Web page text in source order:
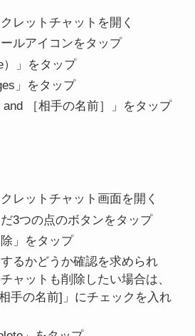
レットチャットを開く
ルアイコンをタップ
）」をタップ
」をタップ
and ［相手の名前］」をタップ
レットチャット画面を開く
3つの点のボタンをタップ
除」をタップ
るかどうか確認を求められ
ャットも削除したい場合は、
手の名前]」にチェックを入れ